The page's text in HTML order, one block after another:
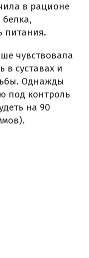
в рационе
белка,
питания.
чувствовала
в суставах и
Однажды
под контроль
на 90